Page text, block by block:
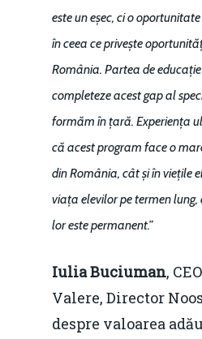
este un eșec, ci o
în ceea ce privește
România. Partea de
completeze acest gap al
formăm în țară. Experiența
că acest program face o
din România, cât și în viețile
viața elevilor pe termen
lor este permanent.”
Iulia Buciuman,
Valere, Director
despre valoarea